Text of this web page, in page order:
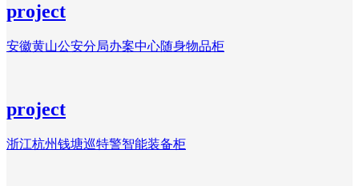
project
安徽黄山公安分局办案中心随身物品柜
project
浙江杭州钱塘巡特警智能装备柜